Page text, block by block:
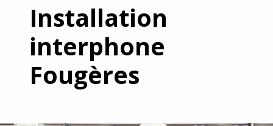
Installation
interphone
Fougères